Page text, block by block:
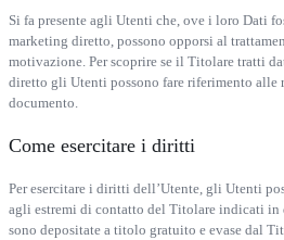
Si fa presente agli Utenti che, ove i loro Dati
marketing diretto, possono opporsi al
motivazione. Per scoprire se il Titolare tratti
diretto gli Utenti possono fare riferimento alle
documento.
Come esercitare i diritti
Per esercitare i diritti dell’Utente, gli Utenti
agli estremi di contatto del Titolare indicati in
sono depositate a titolo gratuito e evase dal